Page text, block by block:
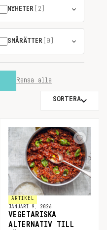
NYHETER (2)
SMÅRÄTTER (0)
Rensa alla
SORTERA
ARTIKEL
JANUARI 9, 2026
VEGETARISKA
ALTERNATIV TILL